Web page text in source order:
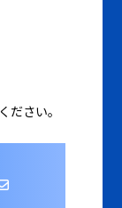
ださい。